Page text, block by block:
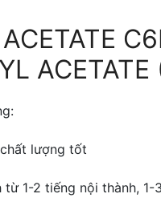
ACETATE
lượng tốt
từ 1-2 tiếng nội thành, 1-